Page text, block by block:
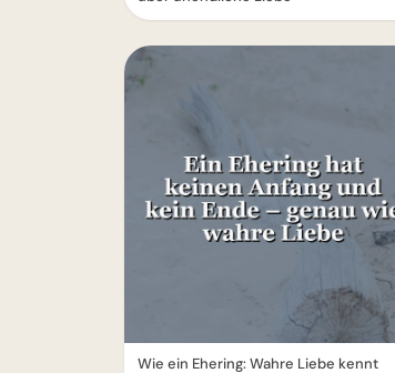
Wie ein Ehering: Wahre Liebe kennt